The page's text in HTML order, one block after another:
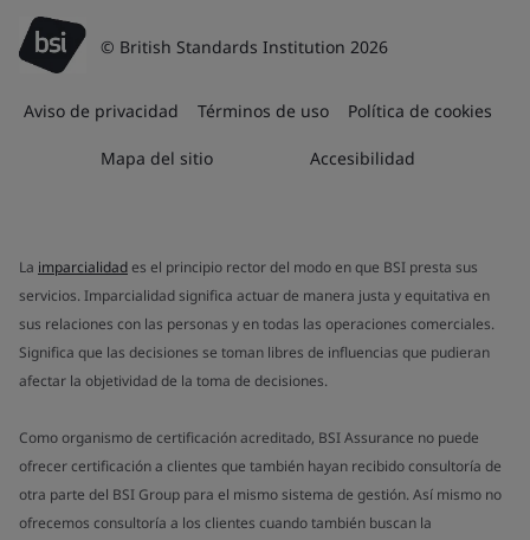
© British Standards Institution 2026
Aviso de privacidad Términos de uso Política de cookies
Mapa del sitio Accesibilidad
La imparcialidades el principio rector del modo en que BSI presta sus
servicios. Imparcialidad significa actuar de manera justa y equitativa en
sus relaciones con las personas y en todas las operaciones comerciales.
Significa que las decisiones se toman libres de influencias que pudieran
afectar la objetividad de la toma de decisiones.
Como organismo de certificación acreditado, BSI Assurance no puede
ofrecer certificación a clientes que también hayan recibido consultoría de
otra parte del BSI Group para el mismo sistema de gestión. Así mismo no
ofrecemos consultoría a los clientes cuando también buscan la